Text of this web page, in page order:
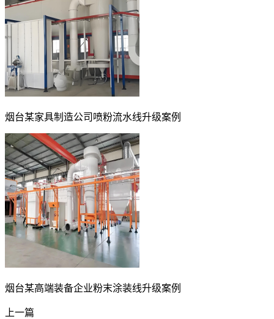
烟台某家具制造公司喷粉流水线升级案例
烟台某高端装备企业粉末涂装线升级案例
上一篇